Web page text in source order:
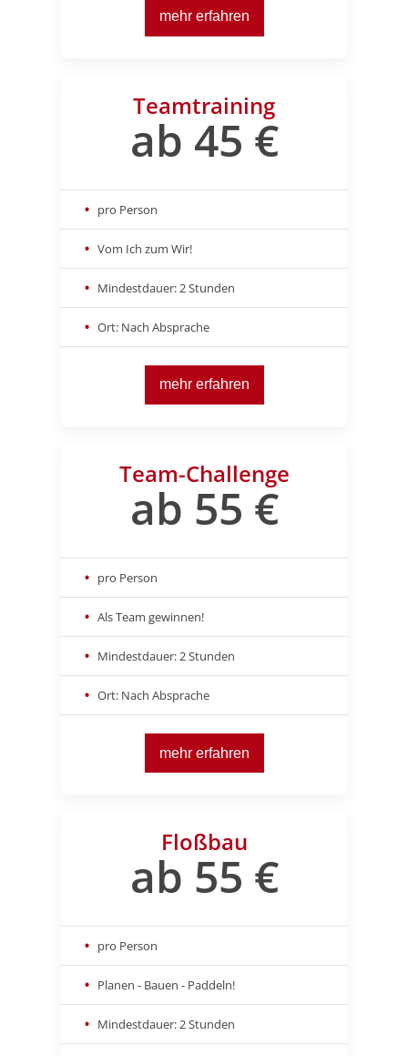
mehr erfahren
Teamtraining
ab 45 €
pro Person
Vom Ich zum Wir!
Mindestdauer: 2 Stunden
Ort: Nach Absprache
mehr erfahren
Team-Challenge
ab 55 €
pro Person
Als Team gewinnen!
Mindestdauer: 2 Stunden
Ort: Nach Absprache
mehr erfahren
Floßbau
ab 55 €
pro Person
Planen - Bauen - Paddeln!
Mindestdauer: 2 Stunden